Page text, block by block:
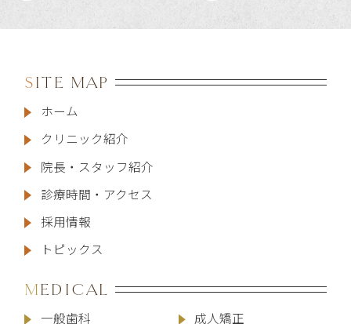
SITE MAP
ホーム
クリニック紹介
院長・スタッフ紹介
診療時間・アクセス
採用情報
トピックス
MEDICAL
一般歯科 成人矯正